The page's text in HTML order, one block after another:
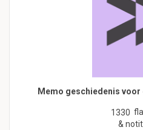
Memo geschiedenis voor
1330
&